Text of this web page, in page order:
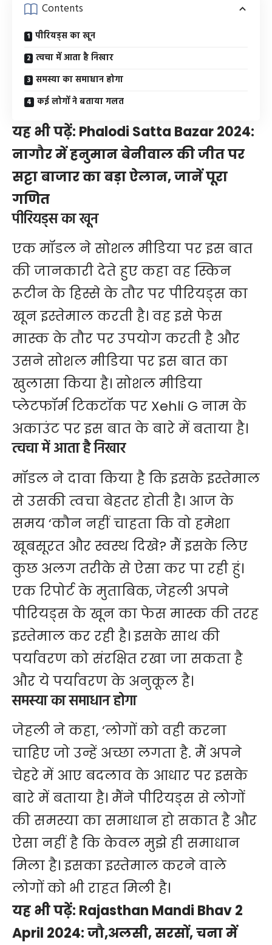
Contents
पीरियड्स का खून
त्वचा में आता है निखार
समस्या का समाधान होगा
कई लोगों ने बताया गलत
यह भी पढ़ें: Phalodi Satta Bazar 2024:
नागौर में हनुमान बेनीवाल की जीत पर
सट्टा बाजार का बड़ा ऐलान, जानें पूरा
गणित
पीरियड्स का खून
एक मॉडल ने सोशल मीडिया पर इस बात
की जानकारी देते हुए कहा वह स्किन
रूटीन के हिस्से के तौर पर पीरियड्स का
खून इस्तेमाल करती है। वह इसे फेस
मास्क के तौर पर उपयोग करती है और
उसने सोशल मीडिया पर इस बात का
खुलासा किया है। सोशल मीडिया
प्लेटफॉर्म टिकटॉक पर Xehli G नाम के
अकाउंट पर इस बात के बारे में बताया है।
त्वचा में आता है निखार
मॉडल ने दावा किया है कि इसके इस्तेमाल
से उसकी त्वचा बेहतर होती है। आज के
समय ‘कौन नहीं चाहता कि वो हमेशा
खूबसूरत और स्वस्थ दिखे? मैं इसके लिए
कुछ अलग तरीके से ऐसा कर पा रही हुं।
एक रिपोर्ट के मुताबिक, जेहली अपने
पीरियड्स के खून का फेस मास्क की तरह
इस्तेमाल कर रही है। इसके साथ की
पर्यावरण को संरक्षित रखा जा सकता है
और ये पर्यावरण के अनुकूल है।
समस्या का समाधान होगा
जेहली ने कहा, ‘लोगों को वही करना
चाहिए जो उन्हें अच्छा लगता है. मैं अपने
चेहरे में आए बदलाव के आधार पर इसके
बारे में बताया है। मैंने पीरियड्स से लोगों
की समस्या का समाधान हो सकात है और
ऐसा नहीं है कि केवल मुझे ही समाधान
मिला है। इसका इस्तेमाल करने वाले
लोगों को भी राहत मिली है।
यह भी पढ़ें: Rajasthan Mandi Bhav 2
April 2024: जौ,अलसी, सरसों, चना में